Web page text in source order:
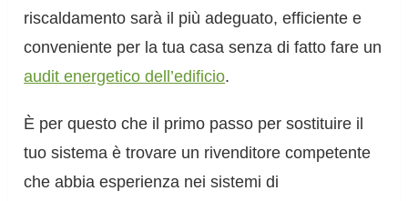
riscaldamento sarà il più adeguato, efficiente e
conveniente per la tua casa senza di fatto fare un
audit energetico dell’edificio.
È per questo che il primo passo per sostituire il
tuo sistema è trovare un rivenditore competente
che abbia esperienza nei sistemi di